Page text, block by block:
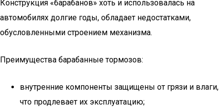
Конструкция «барабанов» хоть и использовалась на
автомобилях долгие годы, обладает недостатками,
обусловленными строением механизма.
Преимущества барабанные тормозов:
внутренние компоненты защищены от грязи и влаги,
что продлевает их эксплуатацию;